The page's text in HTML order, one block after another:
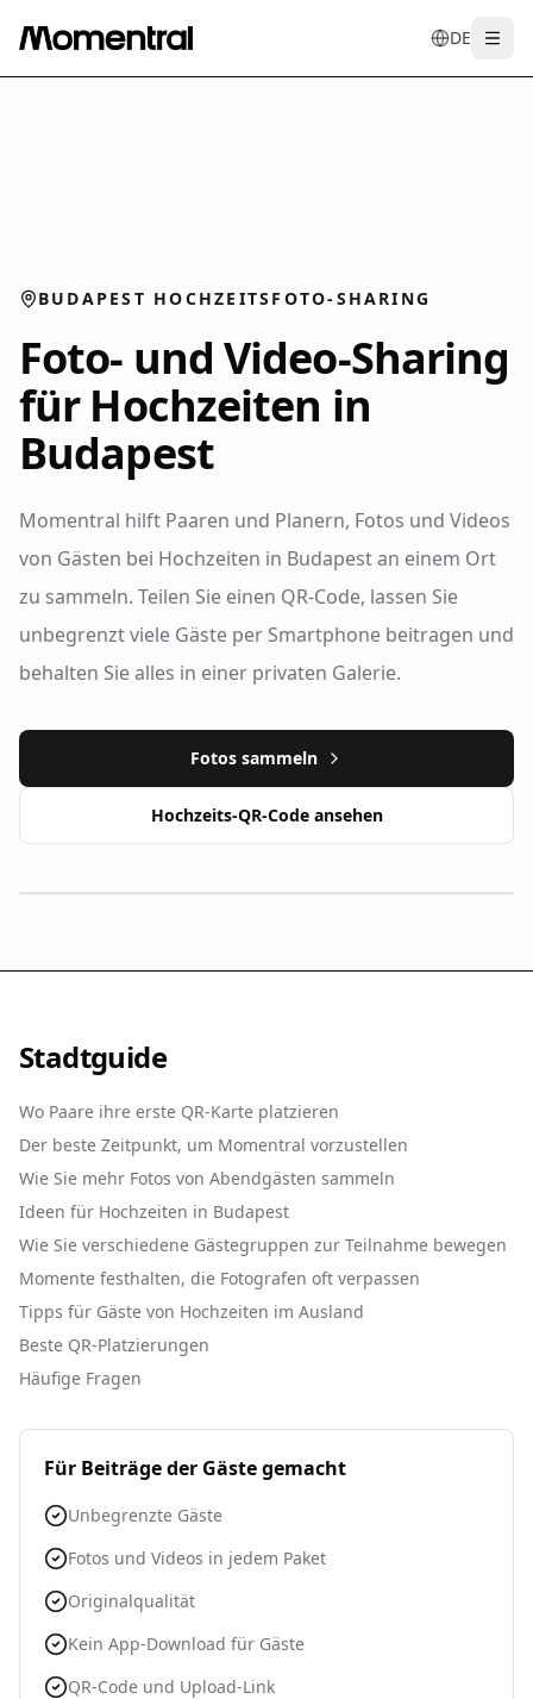
DE
entrdees
BUDAPEST HOCHZEITSFOTO-SHARING
Foto- und Video-Sharing
für Hochzeiten in
Budapest
Momentral hilft Paaren und Planern, Fotos und Videos
von Gästen bei Hochzeiten in Budapest an einem Ort
zu sammeln. Teilen Sie einen QR-Code, lassen Sie
unbegrenzt viele Gäste per Smartphone beitragen und
behalten Sie alles in einer privaten Galerie.
Fotos sammeln
Hochzeits-QR-Code ansehen
Stadtguide
Wo Paare ihre erste QR-Karte platzieren
Der beste Zeitpunkt, um Momentral vorzustellen
Wie Sie mehr Fotos von Abendgästen sammeln
Ideen für Hochzeiten in Budapest
Wie Sie verschiedene Gästegruppen zur Teilnahme bewegen
Momente festhalten, die Fotografen oft verpassen
Tipps für Gäste von Hochzeiten im Ausland
Beste QR-Platzierungen
Häufige Fragen
Für Beiträge der Gäste gemacht
Unbegrenzte Gäste
Fotos und Videos in jedem Paket
Originalqualität
Kein App-Download für Gäste
QR-Code und Upload-Link